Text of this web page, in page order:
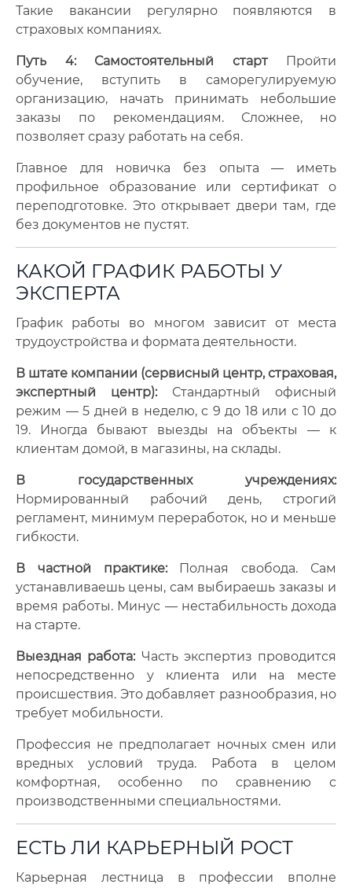
Такие вакансии регулярно появляются в
страховых компаниях.
Путь 4: Самостоятельный стартПройти
обучение, вступить в саморегулируемую
организацию, начать принимать небольшие
заказы по рекомендациям. Сложнее, но
позволяет сразу работать на себя.
Главное для новичка без опыта — иметь
профильное образование или сертификат о
переподготовке. Это открывает двери там, где
без документов не пустят.
КАКОЙ ГРАФИК РАБОТЫ У
ЭКСПЕРТА
График работы во многом зависит от места
трудоустройства и формата деятельности.
В штате компании (сервисный центр, страховая,
экспертный центр):Стандартный офисный
режим — 5 дней в неделю, с 9 до 18 или с 10 до
19. Иногда бывают выезды на объекты — к
клиентам домой, в магазины, на склады.
В государственных учреждениях:
Нормированный рабочий день, строгий
регламент, минимум переработок, но и меньше
гибкости.
В частной практике:Полная свобода. Сам
устанавливаешь цены, сам выбираешь заказы и
время работы. Минус — нестабильность дохода
на старте.
Выездная работа:Часть экспертиз проводится
непосредственно у клиента или на месте
происшествия. Это добавляет разнообразия, но
требует мобильности.
Профессия не предполагает ночных смен или
вредных условий труда. Работа в целом
комфортная, особенно по сравнению с
производственными специальностями.
ЕСТЬ ЛИ КАРЬЕРНЫЙ РОСТ
Карьерная лестница в профессии вполне